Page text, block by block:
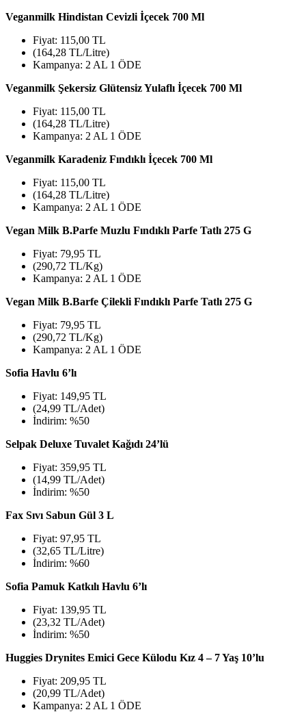
Veganmilk Hindistan Cevizli İçecek 700 Ml
Fiyat: 115,00 TL
(164,28 TL/Litre)
Kampanya: 2 AL 1 ÖDE
Veganmilk Şekersiz Glütensiz Yulaflı İçecek 700 Ml
Fiyat: 115,00 TL
(164,28 TL/Litre)
Kampanya: 2 AL 1 ÖDE
Veganmilk Karadeniz Fındıklı İçecek 700 Ml
Fiyat: 115,00 TL
(164,28 TL/Litre)
Kampanya: 2 AL 1 ÖDE
Vegan Milk B.Parfe Muzlu Fındıklı Parfe Tatlı 275 G
Fiyat: 79,95 TL
(290,72 TL/Kg)
Kampanya: 2 AL 1 ÖDE
Vegan Milk B.Barfe Çilekli Fındıklı Parfe Tatlı 275 G
Fiyat: 79,95 TL
(290,72 TL/Kg)
Kampanya: 2 AL 1 ÖDE
Sofia Havlu 6’lı
Fiyat: 149,95 TL
(24,99 TL/Adet)
İndirim: %50
Selpak Deluxe Tuvalet Kağıdı 24’lü
Fiyat: 359,95 TL
(14,99 TL/Adet)
İndirim: %50
Fax Sıvı Sabun Gül 3 L
Fiyat: 97,95 TL
(32,65 TL/Litre)
İndirim: %60
Sofia Pamuk Katkılı Havlu 6’lı
Fiyat: 139,95 TL
(23,32 TL/Adet)
İndirim: %50
Huggies Drynites Emici Gece Külodu Kız 4 – 7 Yaş 10’lu
Fiyat: 209,95 TL
(20,99 TL/Adet)
Kampanya: 2 AL 1 ÖDE